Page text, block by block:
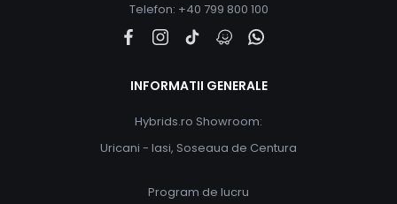
Telefon: +40 799 800 100
INFORMATII GENERALE
Hybrids.ro Showroom:
Uricani - Iasi, Soseaua de Centura
Program de lucru